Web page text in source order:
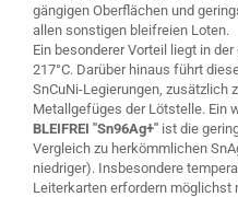
gängigen Oberflächen und
allen sonstigen bleifreien Loten.
Ein besonderer Vorteil liegt in
217°C. Darüber hinaus führt
SnCuNi-Legierungen, zusätzlich
Metallgefüges der Lötstelle. Ein
BLEIFREI "Sn96Ag+" ist die
Vergleich zu herkömmlichen
niedriger). Insbesondere
Leiterkarten erfordern möglichst